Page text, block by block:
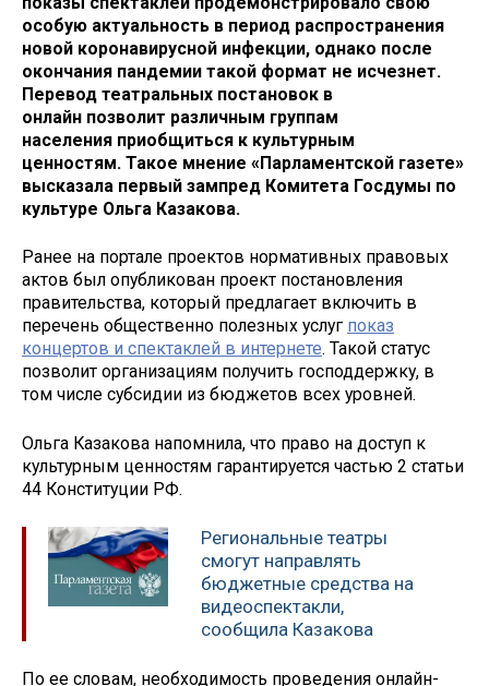
особую актуальность в период распространения
новой коронавирусной инфекции, однако после
окончания пандемии такой формат не исчезнет.
Перевод театральных постановок в
онлайн позволит различным группам
населения приобщиться к культурным
ценностям. Такое мнение «Парламентской газете»
высказала первый зампред Комитета Госдумы по
культуре Ольга Казакова.
Ранее на портале проектов нормативных правовых
актов был опубликован проект постановления
правительства, который предлагает включить в
перечень общественно полезных услуг показ
концертов и спектаклей в интернете. Такой статус
позволит организациям получить господдержку, в
том числе субсидии из бюджетов всех уровней.
Ольга Казакова напомнила, что право на доступ к
культурным ценностям гарантируется частью 2 статьи
44 Конституции РФ.
Региональные театры
смогут направлять
бюджетные средства на
видеоспектакли,
сообщила Казакова
По ее словам, необходимость проведения онлайн-